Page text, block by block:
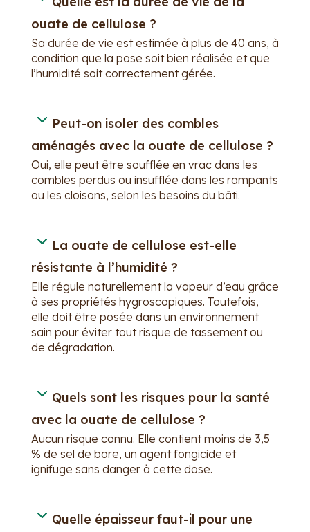
ouate de cellulose ?
Sa durée de vie est estimée à plus de 40 ans, à
condition que la pose soit bien réalisée et que
l’humidité soit correctement gérée.
Peut-on isoler des combles
aménagés avec la ouate de cellulose ?
Oui, elle peut être soufflée en vrac dans les
combles perdus ou insufflée dans les rampants
ou les cloisons, selon les besoins du bâti.
La ouate de cellulose est-elle
résistante à l’humidité ?
Elle régule naturellement la vapeur d’eau grâce
à ses propriétés hygroscopiques. Toutefois,
elle doit être posée dans un environnement
sain pour éviter tout risque de tassement ou
de dégradation.
Quels sont les risques pour la santé
avec la ouate de cellulose ?
Aucun risque connu. Elle contient moins de 3,5
% de sel de bore, un agent fongicide et
ignifuge sans danger à cette dose.
Quelle épaisseur faut-il pour une